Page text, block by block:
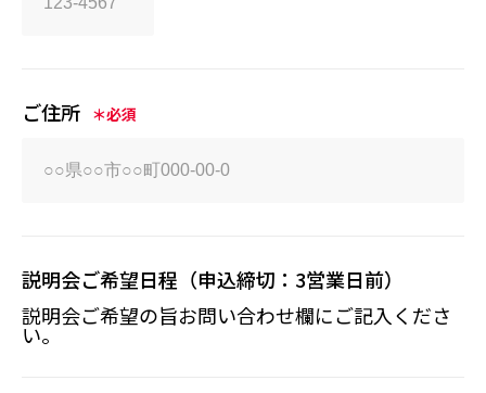
ご住所 ＊必須
説明会ご希望日程（申込締切：3営業日前）
説明会ご希望の旨お問い合わせ欄にご記入くださ
い。